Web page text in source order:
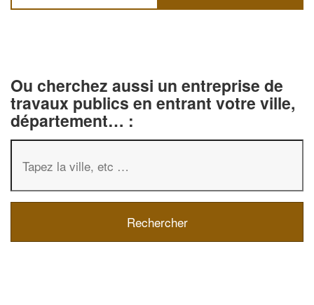
Ou cherchez aussi un entreprise de
travaux publics en entrant votre ville,
département… :